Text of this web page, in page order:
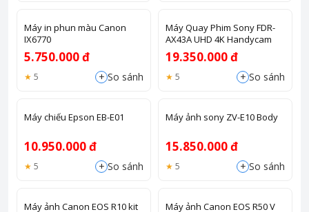
Máy in phun màu Canon
IX6770
5.750.000 đ
5 + So sánh
Máy Quay Phim Sony FDR-
AX43A UHD 4K Handycam
19.350.000 đ
5 + So sánh
Máy chiếu Epson EB-E01
10.950.000 đ
5 + So sánh
Máy ảnh sony ZV-E10 Body
15.850.000 đ
5 + So sánh
Máy ảnh Canon EOS R10 kit
Máy ảnh Canon EOS R50 V